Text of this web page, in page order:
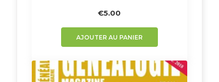
€5.00
AJOUTER AU PANIER